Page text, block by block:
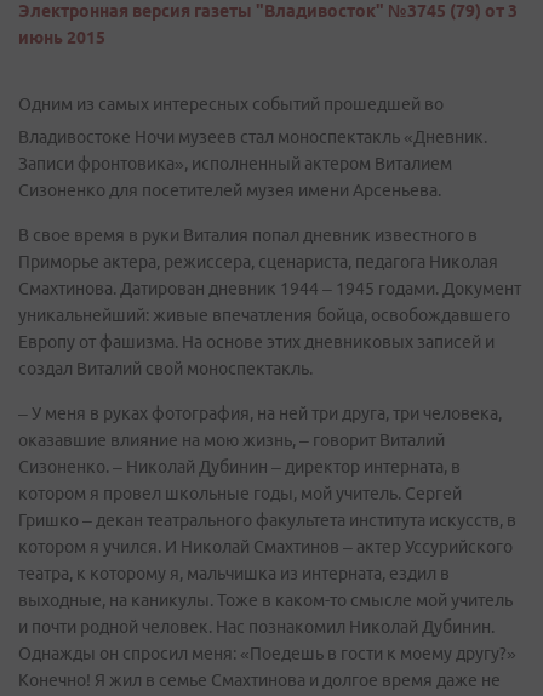
Электронная версия газеты "Владивосток" №3745 (79) от 3
июнь 2015
Одним из самых интересных событий прошедшей во
Владивостоке Ночи музеев стал моноспектакль «Дневник.
Записи фронтовика», исполненный актером Виталием
Сизоненко для посетителей музея имени Арсеньева.
В свое время в руки Виталия попал дневник известного в
Приморье актера, режиссера, сценариста, педагога Николая
Смахтинова. Датирован дневник 1944 – 1945 годами. Документ
уникальнейший: живые впечатления бойца, освобождавшего
Европу от фашизма. На основе этих дневниковых записей и
создал Виталий свой моноспектакль.
– У меня в руках фотография, на ней три друга, три человека,
оказавшие влияние на мою жизнь, – говорит Виталий
Сизоненко. – Николай Дубинин – директор интерната, в
котором я провел школьные годы, мой учитель. Сергей
Гришко – декан театрального факультета института искусств, в
котором я учился. И Николай Смахтинов – актер Уссурийского
театра, к которому я, мальчишка из интерната, ездил в
выходные, на каникулы. Тоже в каком-то смысле мой учитель
и почти родной человек. Нас познакомил Николай Дубинин.
Однажды он спросил меня: «Поедешь в гости к моему другу?»
Конечно! Я жил в семье Смахтинова и долгое время даже не